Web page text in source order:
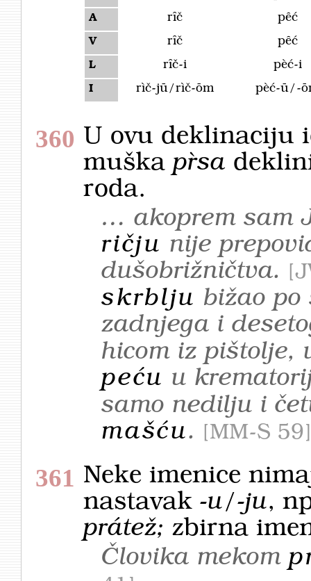
A rȋč pȇć
V rȋč pȇć
L rȋč-i pèć-i
I rìč-jū/rìč-ōm pèć-ū/-
360 U ovu deklinaciju
muška pȑsa
roda.
… akoprem sam
ričju nije
dušobrižničtva.
skrblju bižao
zadnjega i
hicom iz pištolje,
peću u
samo nedilju i
mašću. MM-S 59
361 Neke imenice
nastavak -u/-ju,
prátež; zbirna
Človika mekom